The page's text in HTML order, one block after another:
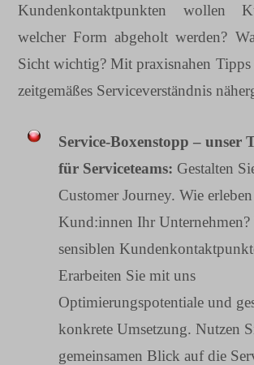
Kundenkontaktpunkten wollen
welcher Form abgeholt werden?
Sicht wichtig? Mit praxisnahen
zeitgemäßes Serviceverständnis
Service-Boxenstopp – unser
für Serviceteams: Gestalten
Customer Journey. Wie
Kund:innen Ihr Unternehmen?
sensiblen
Erarbeiten Sie mit uns
Optimierungspotentiale und
konkrete Umsetzung. Nutzen
gemeinsamen Blick auf die